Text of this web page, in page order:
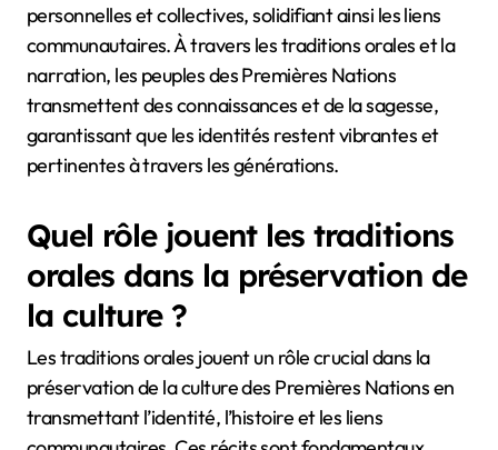
personnelles et collectives, solidifiant ainsi les liens
communautaires. À travers les traditions orales et la
narration, les peuples des Premières Nations
transmettent des connaissances et de la sagesse,
garantissant que les identités restent vibrantes et
pertinentes à travers les générations.
Quel rôle jouent les traditions
orales dans la préservation de
la culture ?
Les traditions orales jouent un rôle crucial dans la
préservation de la culture des Premières Nations en
transmettant l’identité, l’histoire et les liens